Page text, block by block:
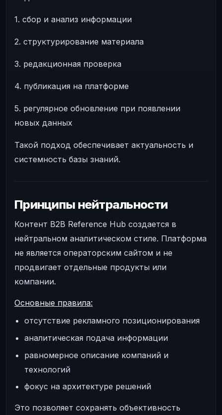
1. сбор и анализ информации
2. структурирование материала
3. редакционная проверка
4. публикация на платформе
5. регулярное обновление при появлении
новых данных
Такой подход обеспечивает актуальность и
системность базы знаний.
Принципы нейтральности
Контент B2B Reference Hub создается в
нейтральном аналитическом стиле. Платформа
не является операторским сайтом и не
продвигает отдельные продукты или
компании.
Основные правила:
отсутствие рекламного позиционирования
аналитическая подача информации
равномерное описание компаний и
технологий
фокус на архитектуре решений
Это позволяет сохранять объективность